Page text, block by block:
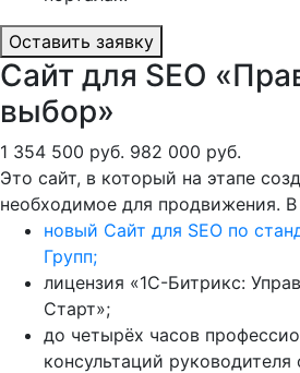
Оставить заявку
Сайт для SEO
выбор»
1 354 500 руб. 982 000 руб.
Это сайт, в который на этапе
необходимое для продвижения. В
новый Сайт для SEO по
Групп;
лицензия «1С-Битрикс:
Старт»;
до четырёх часов
консультаций руководителя